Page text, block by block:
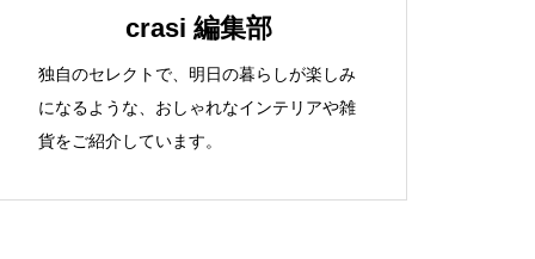
crasi 編集部
独自のセレクトで、明日の暮らしが楽しみ
になるような、おしゃれなインテリアや雑
貨をご紹介しています。